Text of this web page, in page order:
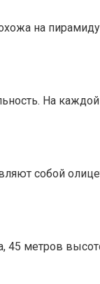
на пирамиду
На
собой
45 метров